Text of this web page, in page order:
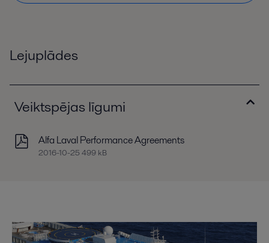
Lejuplādes
Veiktspējas līgumi
Alfa Laval Performance Agreements
2016-10-25 499 kB